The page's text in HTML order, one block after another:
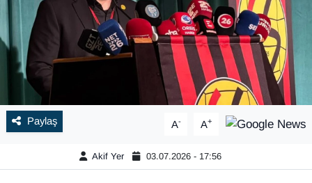
Paylaş A- A+
Akif Yer 03.07.2026 - 17:56